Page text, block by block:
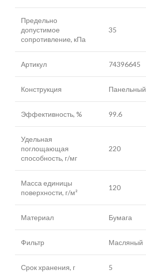
Предельно
допустимое
сопротивление, кПа
35
Артикул 74396645
Конструкция Панельный
Эффективность, % 99.6
Удельная
поглощающая
способность, г/мг
220
Масса единицы
поверхности, г/м²
120
Материал Бумага
Фильтр Масляный
Срок хранения, г 5